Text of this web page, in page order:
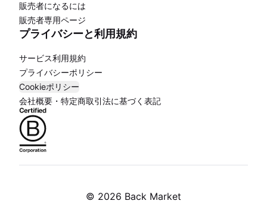
販売者になるには
販売者専用ページ
プライバシーと利用規約
サービス利用規約
プライバシーポリシー
Cookieポリシー
会社概要・特定商取引法に基づく表記
© 2026 Back Market